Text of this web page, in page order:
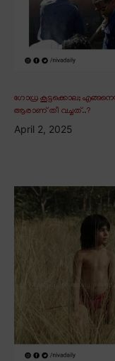
ഗോധ്ര കൂട്ടക്കൊല;
ആരാണ് തീ വച്ചത്..?
April 2, 2025